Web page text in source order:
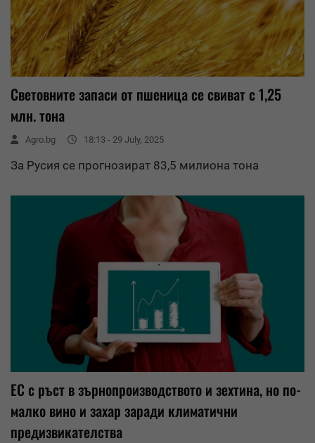
Световните запаси от пшеница се свиват с 1,25
млн. тона
Agro.bg 18:13 - 29 July, 2025
За Русия се прогнозират 83,5 милиона тона
ЕС с ръст в зърнопроизводството и зехтина, но по-
малко вино и захар заради климатични
предизвикателства